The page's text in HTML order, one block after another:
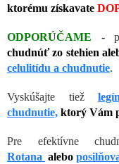
ktorému získavate
ODPORÚČAME -
chudnúť zo stehien
celulitídu a chudnutie.
Vyskúšajte tiež
chudnutie, ktorý Vám
Pre efektívne
Rotana alebo